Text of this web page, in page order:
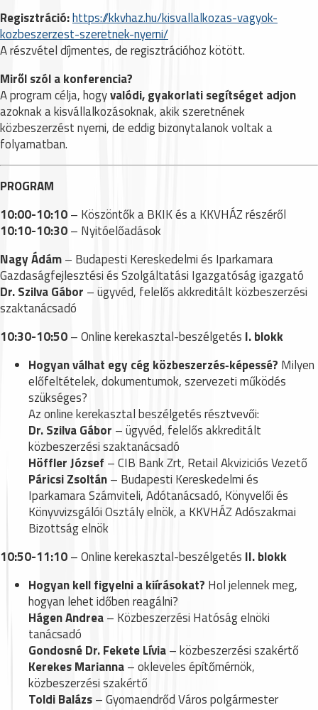
Regisztráció:https://kkvhaz.hu/kisvallalkozas-vagyok-
kozbeszerzest-szeretnek-nyerni/
A részvétel díjmentes, de regisztrációhoz kötött.
Miről szól a konferencia?
A program célja, hogyvalódi, gyakorlati segítséget adjon
azoknak a kisvállalkozásoknak, akik szeretnének
közbeszerzést nyerni, de eddig bizonytalanok voltak a
folyamatban.
PROGRAM
10:00-10:10– Köszöntők a BKIK és a KKVHÁZ részéről
10:10-10:30– Nyitóelőadások
Nagy Ádám– Budapesti Kereskedelmi és Iparkamara
Gazdaságfejlesztési és Szolgáltatási Igazgatóság igazgató
Dr. Szilva Gábor – ügyvéd, felelős akkreditált közbeszerzési
szaktanácsadó
10:30-10:50– Online kerekasztal-beszélgetés I. blokk
Hogyan válhat egy cég közbeszerzés‑képessé? Milyen
előfeltételek, dokumentumok, szervezeti működés
szükséges?
Az online kerekasztal beszélgetés résztvevői:
Dr. Szilva Gábor – ügyvéd, felelős akkreditált
közbeszerzési szaktanácsadó
Höffler József – CIB Bank Zrt, Retail Akviziciós Vezető
Páricsi Zsoltán– Budapesti Kereskedelmi és
Iparkamara Számviteli, Adótanácsadó, Könyvelői és
Könyvvizsgálói Osztály elnök, a KKVHÁZ Adószakmai
Bizottság elnök
10:50-11:10– Online kerekasztal-beszélgetés II. blokk
Hogyan kell figyelni a kiírásokat? Hol jelennek meg,
hogyan lehet időben reagálni?
Hágen Andrea– Közbeszerzési Hatóság elnöki
tanácsadó
Gondosné Dr. Fekete Lívia– közbeszerzési szakértő
Kerekes Marianna– okleveles építőmérnök,
közbeszerzési szakértő
Toldi Balázs– Gyomaendrőd Város polgármester